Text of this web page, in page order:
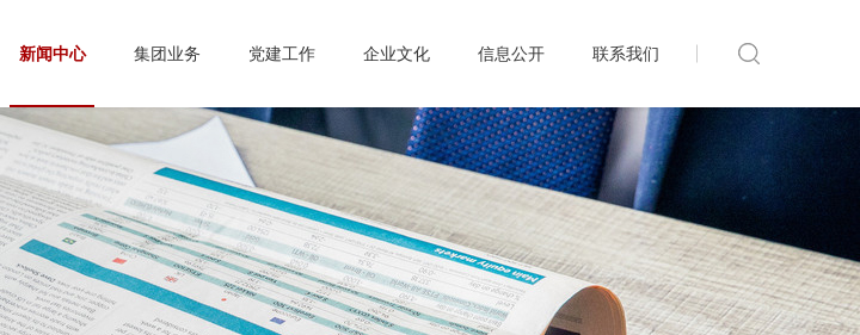
新闻中心 集团业务 党建工作 企业文化 信息公开 联系我们